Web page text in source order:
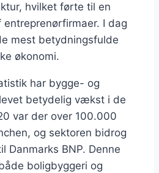
hvilket førte til en
I dag
mest betydningsfulde
økonomi.
har bygge- og
betydelig vækst i de
var der over 100.000
og sektoren bidrog
Danmarks BNP. Denne
boligbyggeri og